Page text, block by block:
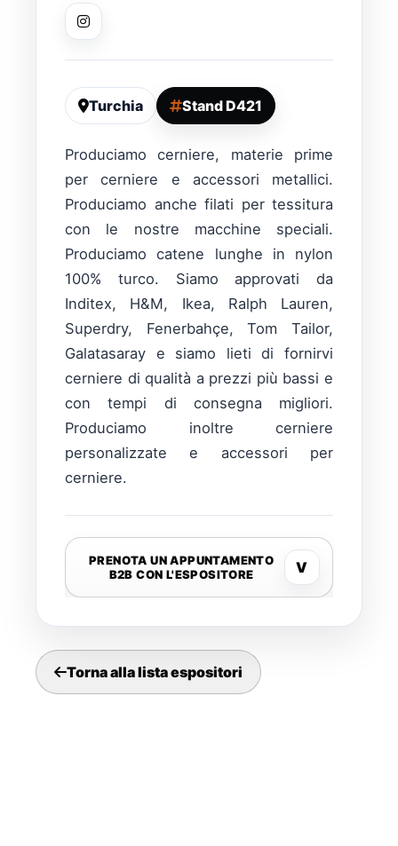
Turchia Stand D421
Produciamo cerniere, materie prime
per cerniere e accessori metallici.
Produciamo anche filati per tessitura
con le nostre macchine speciali.
Produciamo catene lunghe in nylon
100% turco. Siamo approvati da
Inditex, H&M, Ikea, Ralph Lauren,
Superdry, Fenerbahçe, Tom Tailor,
Galatasaray e siamo lieti di fornirvi
cerniere di qualità a prezzi più bassi e
con tempi di consegna migliori.
Produciamo inoltre cerniere
personalizzate e accessori per
cerniere.
PRENOTA UN APPUNTAMENTO
B2B CON L'ESPOSITORE
V
Torna alla lista espositori